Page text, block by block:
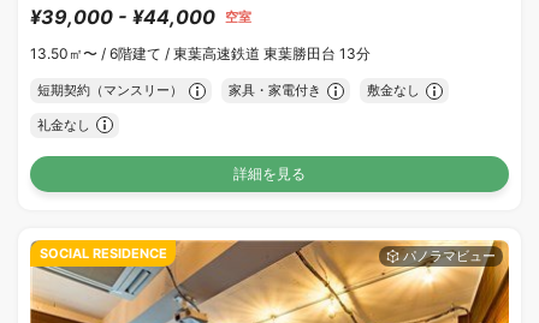
¥39,000 - ¥44,000 空室
13.50㎡〜 / 6階建て / 東葉高速鉄道 東葉勝田台 13分
短期契約（マンスリー） 家具・家電付き 敷金なし
礼金なし
詳細を見る
SOCIAL RESIDENCE